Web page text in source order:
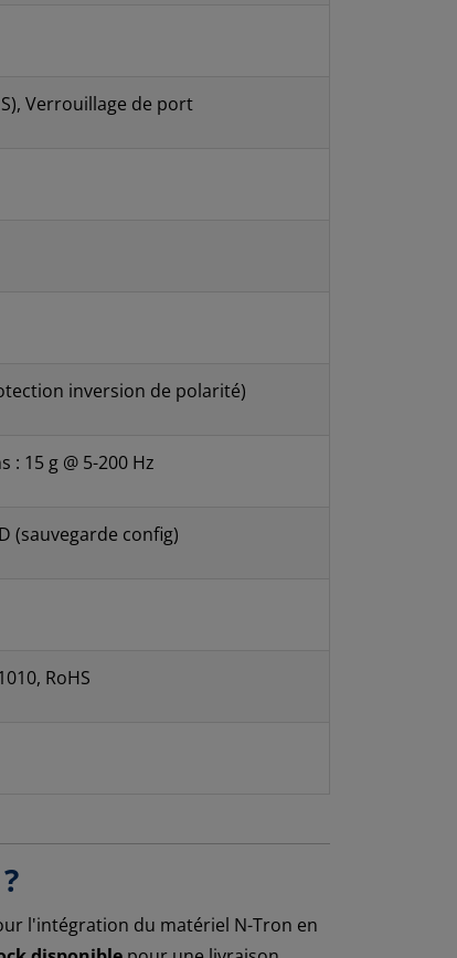
Verrouillage de port
inversion de polarité)
: 15 g @ 5-200 Hz
(sauvegarde config)
RoHS
l'intégration du matériel N-Tron en